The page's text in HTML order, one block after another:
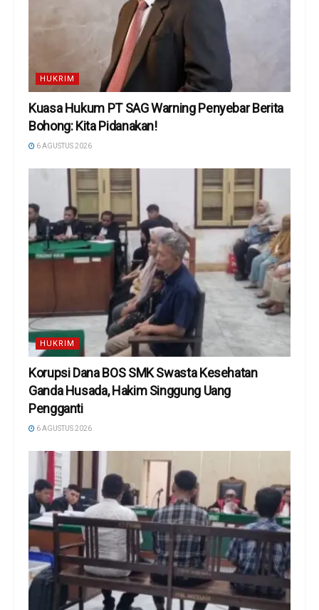
HUKRIM
Kuasa Hukum PT SAG Warning Penyebar Berita
Bohong: Kita Pidanakan!
6 AGUSTUS 2026
HUKRIM
Korupsi Dana BOS SMK Swasta Kesehatan
Ganda Husada, Hakim Singgung Uang
Pengganti
6 AGUSTUS 2026